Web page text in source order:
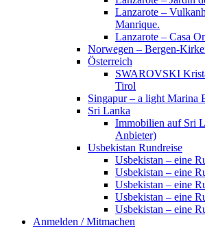
Lanzarote –
Manrique.
Lanzarote – Casa
Norwegen – Bergen-
Österreich
SWAROVSKI
Tirol
Singapur – a light Marina
Sri Lanka
Immobilien auf Sri
Anbieter)
Usbekistan Rundreise
Usbekistan – eine
Usbekistan – eine
Usbekistan – eine
Usbekistan – eine
Usbekistan – eine
Anmelden / Mitmachen